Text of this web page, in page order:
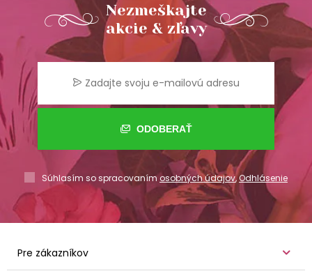
Nezmeškajte
akcie & zľavy
ODOBERAŤ
Súhlasím so spracovaním osobných údajov,Odhlásenie
Pre zákazníkov